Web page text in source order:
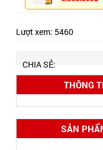
Lượt xem: 5460
CHIA SẺ:
THÔNG
SẢN